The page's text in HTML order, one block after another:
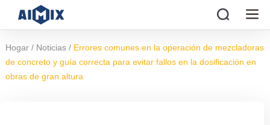
Hogar / Noticias / Errores comunes en la operación de mezcladoras
de concreto y guía correcta para evitar fallos en la dosificación en
obras de gran altura